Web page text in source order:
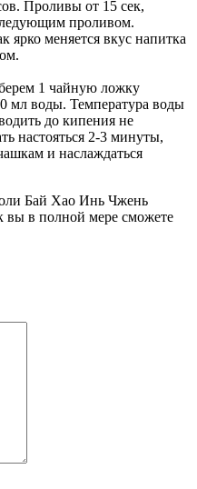
Проливы от 15 сек,
проливом.
ярко меняется вкус напитка
1 чайную ложку
мл воды. Температура воды
до кипения не
настояться 2-3 минуты,
и наслаждаться
Бай Хао Инь Чжень
вы в полной мере сможете